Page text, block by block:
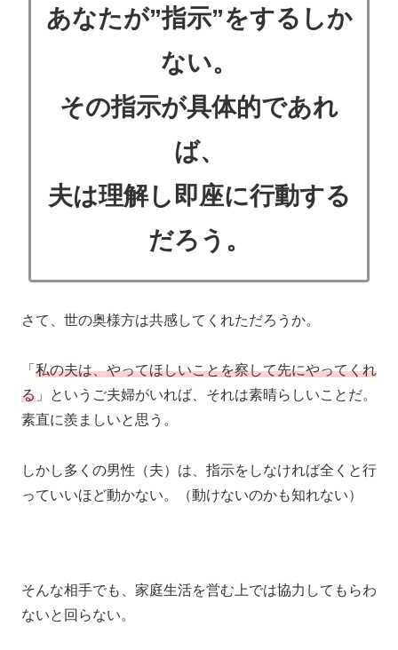
あなたが”指示”をするしか
ない。
その指示が具体的であれ
ば、
夫は理解し即座に行動する
だろう。
さて、世の奥様方は共感してくれただろうか。
「 私の夫は、やってほしいことを察して先にやってくれ
る 」というご夫婦がいれば、それは素晴らしいことだ。
素直に羨ましいと思う。
しかし多くの男性（夫）は、指示をしなければ全くと行
っていいほど動かない。（動けないのかも知れない）
そんな相手でも、家庭生活を営む上では協力してもらわ
ないと回らない。